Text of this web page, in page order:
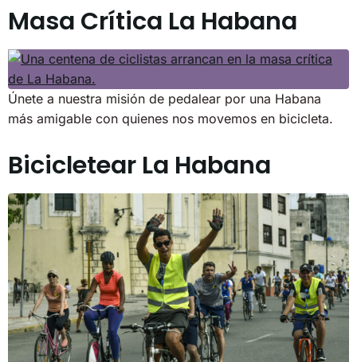
Masa Crítica La Habana
Únete a nuestra misión de pedalear por una Habana
más amigable con quienes nos movemos en bicicleta.
Bicicletear La Habana